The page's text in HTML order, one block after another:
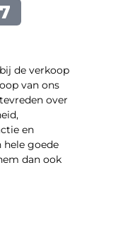
de verkoop
van ons
over
en
hele goede
dan ook